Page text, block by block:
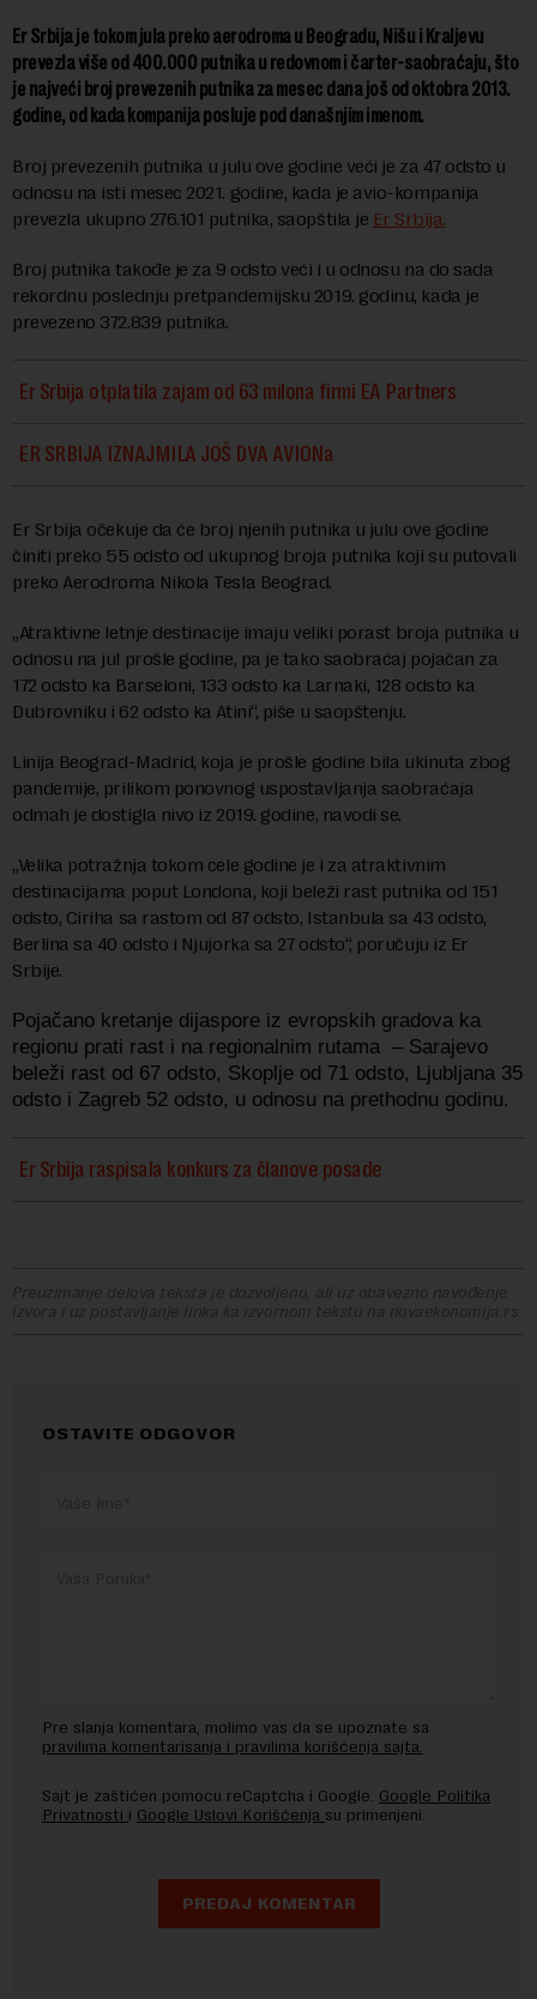
Er Srbija je tokom jula preko aerodroma u Beogradu, Nišu i Kraljevu
prevezla više od 400.000 putnika u redovnom i čarter-saobraćaju, što
je najveći broj prevezenih putnika za mesec dana još od oktobra 2013.
godine, od kada kompanija posluje pod današnjim imenom.
Broj prevezenih putnika u julu ove godine veći je za 47 odsto u
odnosu na isti mesec 2021. godine, kada je avio-kompanija
prevezla ukupno 276.101 putnika, saopštila je Er Srbija.
Broj putnika takođe je za 9 odsto veći i u odnosu na do sada
rekordnu poslednju pretpandemijsku 2019. godinu, kada je
prevezeno 372.839 putnika.
Er Srbija otplatila zajam od 63 milona firmi EA Partners
ER SRBIJA IZNAJMILA JOŠ DVA AVIONa
Er Srbija očekuje da će broj njenih putnika u julu ove godine
činiti preko 55 odsto od ukupnog broja putnika koji su putovali
preko Aerodroma Nikola Tesla Beograd.
„Atraktivne letnje destinacije imaju veliki porast broja putnika u
odnosu na jul prošle godine, pa je tako saobraćaj pojačan za
172 odsto ka Barseloni, 133 odsto ka Larnaki, 128 odsto ka
Dubrovniku i 62 odsto ka Atini“, piše u saopštenju.
Linija Beograd-Madrid, koja je prošle godine bila ukinuta zbog
pandemije, prilikom ponovnog uspostavljanja saobraćaja
odmah je dostigla nivo iz 2019. godine, navodi se.
„Velika potražnja tokom cele godine je i za atraktivnim
destinacijama poput Londona, koji beleži rast putnika od 151
odsto, Ciriha sa rastom od 87 odsto, Istanbula sa 43 odsto,
Berlina sa 40 odsto i Njujorka sa 27 odsto“, poručuju iz Er
Srbije.
Pojačano kretanje dijaspore iz evropskih gradova ka
regionu prati rast i na regionalnim rutama – Sarajevo
beleži rast od 67 odsto, Skoplje od 71 odsto, Ljubljana 35
odsto i Zagreb 52 odsto, u odnosu na prethodnu godinu.
Er Srbija raspisala konkurs za članove posade
Preuzimanje delova teksta je dozvoljeno, ali uz obavezno navođenje
izvora i uz postavljanje linka ka izvornom tekstu na novaekonomija.rs
OSTAVITE ODGOVOR
Pre slanja komentara, molimo vas da se upoznate sa
pravilima komentarisanja i pravilima korišćenja sajta.
Sajt je zaštićen pomocu reCaptcha i Google. Google Politika
Privatnosti i Google Uslovi Korišćenja su primenjeni.